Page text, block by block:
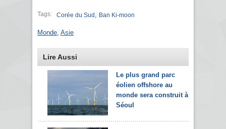
Tags: Corée du Sud Ban Ki-moon
Monde Asie
Lire Aussi
Le plus grand parc
éolien offshore au
monde sera construit à
Séoul